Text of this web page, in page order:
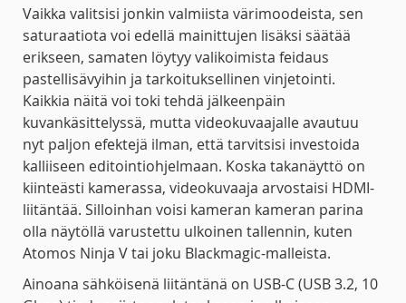
Vaikka valitsisi jonkin valmiista värimoodeista, sen
saturaatiota voi edellä mainittujen lisäksi säätää
erikseen, samaten löytyy valikoimista feidaus
pastellisävyihin ja tarkoituksellinen vinjetointi.
Kaikkia näitä voi toki tehdä jälkeenpäin
kuvankäsittelyssä, mutta videokuvaajalle avautuu
nyt paljon efektejä ilman, että tarvitsisi investoida
kalliiseen editointiohjelmaan. Koska takanäyttö on
kiinteästi kamerassa, videokuvaaja arvostaisi HDMI-
liitäntää. Silloinhan voisi kameran kameran parina
olla näytöllä varustettu ulkoinen tallennin, kuten
Atomos Ninja V tai joku Blackmagic-malleista.
Ainoana sähköisenä liitäntänä on USB-C (USB 3.2, 10